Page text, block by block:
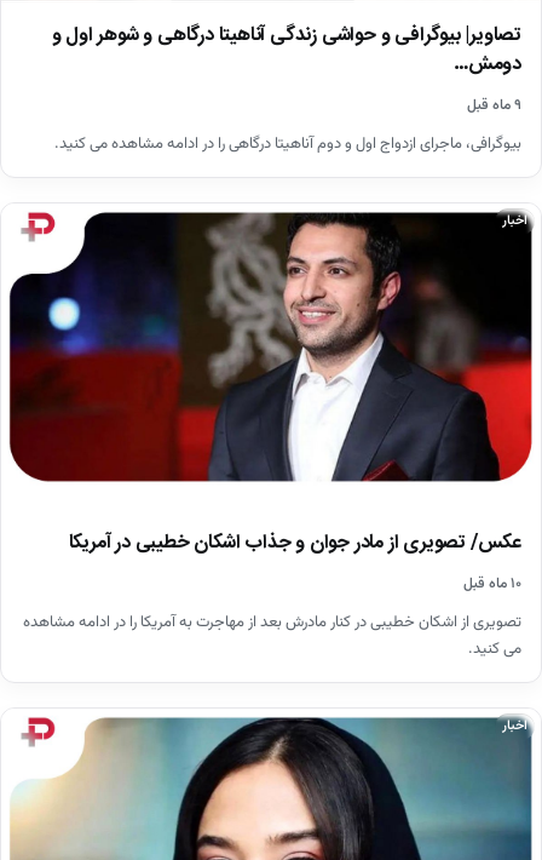
تصاویر| بیوگرافی و حواشی زندگی آناهیتا درگاهی و شوهر اول و
دومش…
۹ ماه قبل
بیوگرافی، ماجرای ازدواج اول و دوم آناهیتا درگاهی را در ادامه مشاهده می کنید.
اخبار
عکس/ تصویری از مادر جوان و جذاب اشکان خطیبی در آمریکا
۱۰ ماه قبل
تصویری از اشکان خطیبی در کنار مادرش بعد از مهاجرت به آمریکا را در ادامه مشاهده
می کنید.
اخبار